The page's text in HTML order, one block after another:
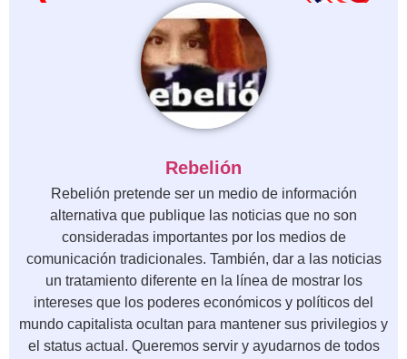
Rebelión
Rebelión pretende ser un medio de información
alternativa que publique las noticias que no son
consideradas importantes por los medios de
comunicación tradicionales. También, dar a las noticias
un tratamiento diferente en la línea de mostrar los
intereses que los poderes económicos y políticos del
mundo capitalista ocultan para mantener sus privilegios y
el status actual. Queremos servir y ayudarnos de todos